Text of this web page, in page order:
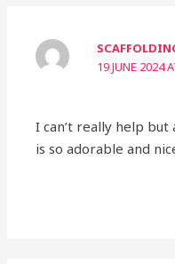
19 JUNE 2024
I can’t really help
is so adorable and